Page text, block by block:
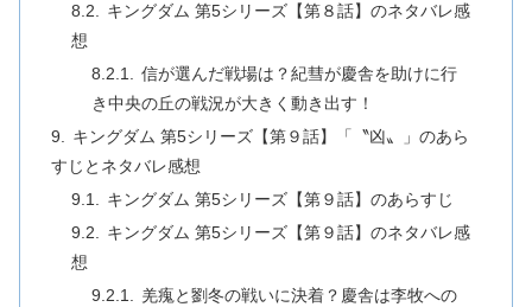
キングダム 第5シリーズ【第８話】のネタバレ感
想
信が選んだ戦場は？紀彗が慶舎を助けに行
き中央の丘の戦況が大きく動き出す！
キングダム 第5シリーズ【第９話】「〝凶〟」のあら
すじとネタバレ感想
キングダム 第5シリーズ【第９話】のあらすじ
キングダム 第5シリーズ【第９話】のネタバレ感
想
羌瘣と劉冬の戦いに決着？慶舎は李牧への